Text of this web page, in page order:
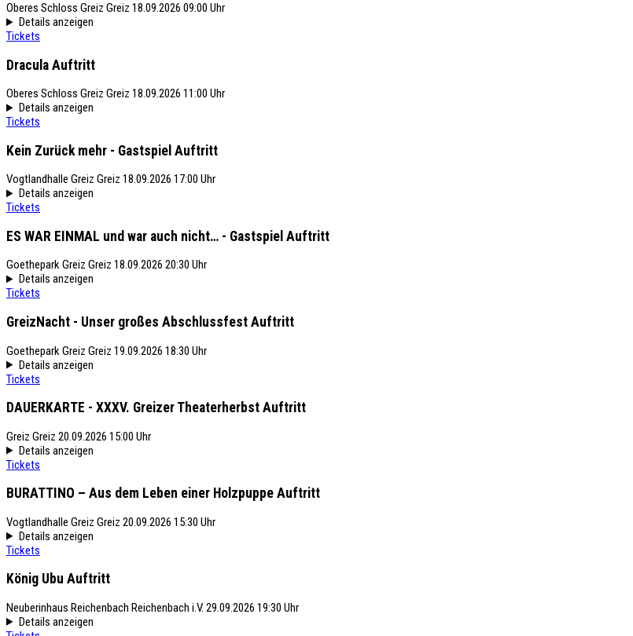
Oberes Schloss Greiz Greiz 18.09.2026 09:00 Uhr
Details anzeigen
Tickets
Dracula Auftritt
Oberes Schloss Greiz Greiz 18.09.2026 11:00 Uhr
Details anzeigen
Tickets
Kein Zurück mehr - Gastspiel Auftritt
Vogtlandhalle Greiz Greiz 18.09.2026 17:00 Uhr
Details anzeigen
Tickets
ES WAR EINMAL und war auch nicht… - Gastspiel Auftritt
Goethepark Greiz Greiz 18.09.2026 20:30 Uhr
Details anzeigen
Tickets
GreizNacht - Unser großes Abschlussfest Auftritt
Goethepark Greiz Greiz 19.09.2026 18:30 Uhr
Details anzeigen
Tickets
DAUERKARTE - XXXV. Greizer Theaterherbst Auftritt
Greiz Greiz 20.09.2026 15:00 Uhr
Details anzeigen
Tickets
BURATTINO – Aus dem Leben einer Holzpuppe Auftritt
Vogtlandhalle Greiz Greiz 20.09.2026 15:30 Uhr
Details anzeigen
Tickets
König Ubu Auftritt
Neuberinhaus Reichenbach Reichenbach i.V. 29.09.2026 19:30 Uhr
Details anzeigen